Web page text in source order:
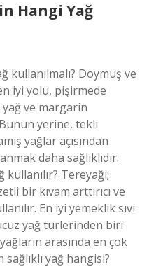
Hangi Yağ
kullanılmalı? Doymuş ve
iyi yolu, pişirmede
yağ ve margarin
Bunun yerine, tekli
yağlar açısından
daha sağlıklıdır.
Tereyağı;
bir kıvam arttırıcı ve
En iyi yemeklik sıvı
yağ türlerinden biri
arasında en çok
yağ hangisi?